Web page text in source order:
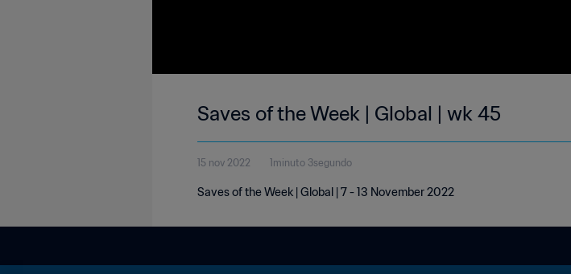
Saves of the Week | Global | wk 45
15 nov 2022 1minuto 3segundo
Saves of the Week | Global | 7 - 13 November 2022